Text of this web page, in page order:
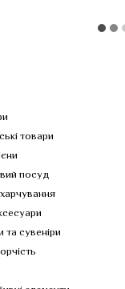
товари
посуд
сувеніри